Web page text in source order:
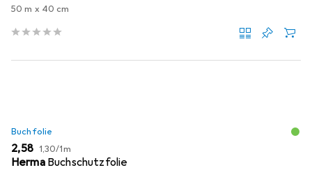
50 m x 40 cm
Buchfolie
EUR
2,58 EUR
1,30/1m
Herma Buchschutzfolie